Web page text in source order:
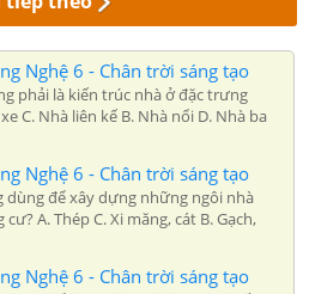
Nghệ 6 - Chân trời sáng tạo
phải là kiến trúc nhà ở đặc trưng
C. Nhà liên kế B. Nhà nổi D. Nhà ba
Nghệ 6 - Chân trời sáng tạo
dùng để xây dựng những ngôi nhà
A. Thép C. Xi măng, cát B. Gạch,
Nghệ 6 - Chân trời sáng tạo